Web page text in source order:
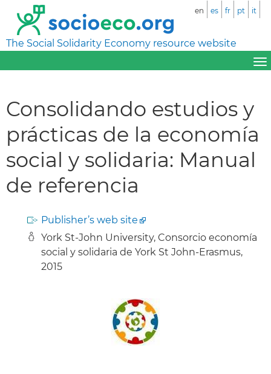
The Social Solidarity Economy resource website
en es fr pt it
Consolidando estudios y
prácticas de la economía
social y solidaria: Manual
de referencia
Publisher’s web site
York St-John University, Consorcio economía
social y solidaria de York St John-Erasmus,
2015